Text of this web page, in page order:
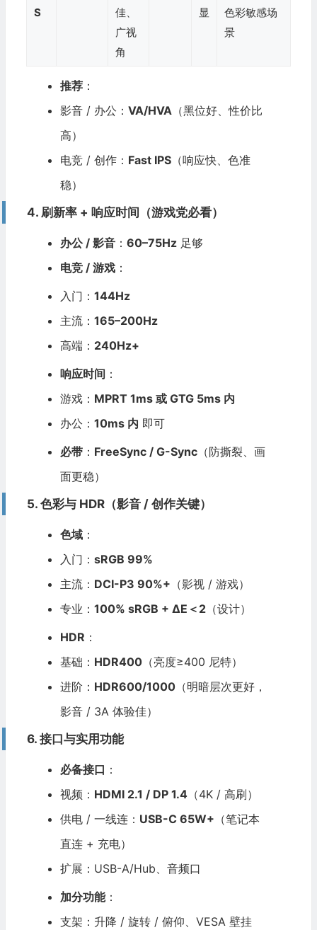
S
佳、
广视
角
显
色彩敏感场
景
推荐：
影音 / 办公： VA/HVA （黑位好、性价比
高）
电竞 / 创作： Fast IPS（响应快、色准
稳）
4. 刷新率 + 响应时间（游戏党必看）
办公 / 影音： 60–75Hz足够
电竞 / 游戏：
入门： 144Hz
主流： 165–200Hz
高端： 240Hz+
响应时间 ：
游戏： MPRT 1ms 或 GTG 5ms 内
办公： 10ms 内 即可
必带： FreeSync / G-Sync（防撕裂、画
面更稳）
5. 色彩与 HDR（影音 / 创作关键）
色域：
入门： sRGB 99%
主流： DCI-P3 90%+ （影视 / 游戏）
专业： 100% sRGB + ΔE＜2（设计）
HDR ：
基础： HDR400（亮度≥400 尼特）
进阶： HDR600/1000（明暗层次更好，
影音 / 3A 体验佳）
6. 接口与实用功能
必备接口 ：
视频： HDMI 2.1 / DP 1.4（4K / 高刷）
供电 / 一线连： USB-C 65W+ （笔记本
直连 + 充电）
扩展：USB-A/Hub、音频口
加分功能：
支架：升降 / 旋转 / 俯仰、VESA 壁挂